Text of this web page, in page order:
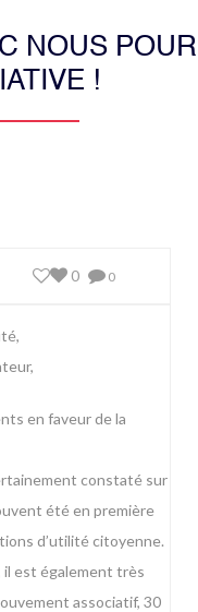
NOUS POUR
!
0
0
en faveur de la
constaté sur
été en première
d’utilité citoyenne.
est également très
associatif, 30